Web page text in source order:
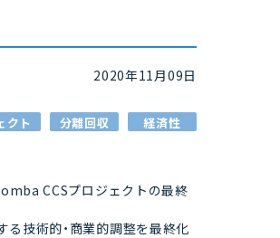
2020年11月09日
クト 分離回収 経済性
CCSプロジェクトの最終
技術的・商業的調整を最終化